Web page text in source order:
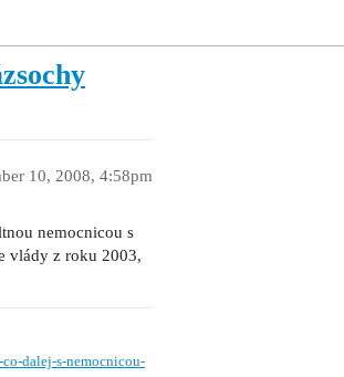
10, 2008, 4:58pm
nemocnicou s
vlády z roku 2003,
dalej-s-nemocnicou-